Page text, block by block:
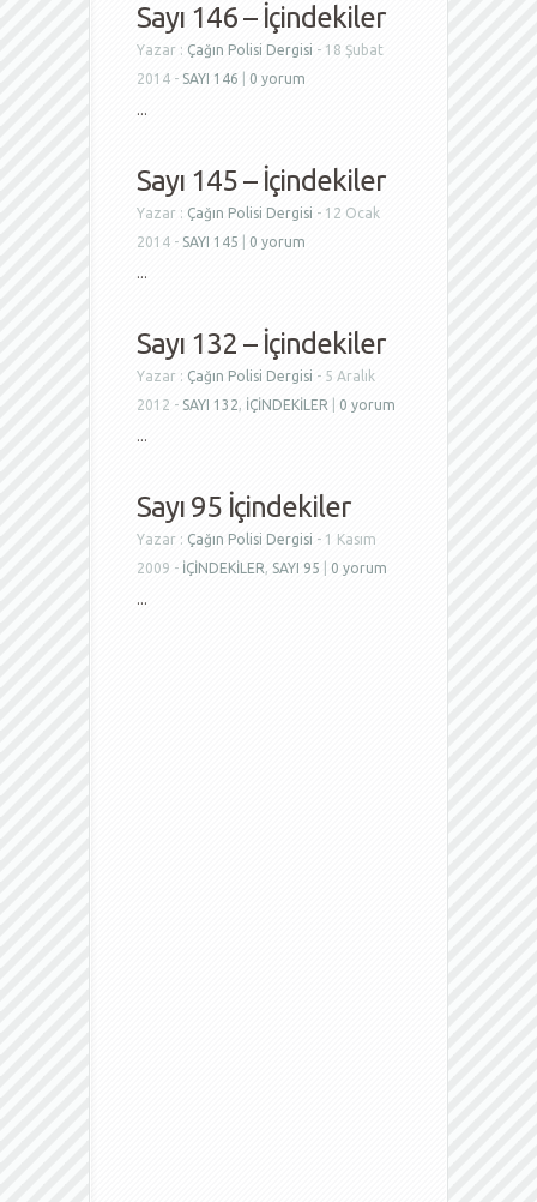
Sayı 146 – İçindekiler
Yazar : Çağın Polisi Dergisi - 18 Şubat
2014 - SAYI 146
0 yorum
...
Sayı 145 – İçindekiler
Yazar : Çağın Polisi Dergisi - 12 Ocak
2014 - SAYI 145
0 yorum
...
Sayı 132 – İçindekiler
Yazar : Çağın Polisi Dergisi - 5 Aralık
2012 - SAYI 132, İÇİNDEKİLER
0 yorum
...
Sayı 95 İçindekiler
Yazar : Çağın Polisi Dergisi - 1 Kasım
2009 - İÇİNDEKİLER, SAYI 95
0 yorum
...